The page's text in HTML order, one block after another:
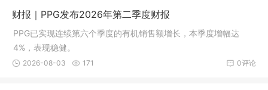
财报｜PPG发布2026年第二季度财报
PPG已实现连续第六个季度的有机销售额增长，本季度增幅达
4%，表现稳健。
0评论
2026-08-03 171